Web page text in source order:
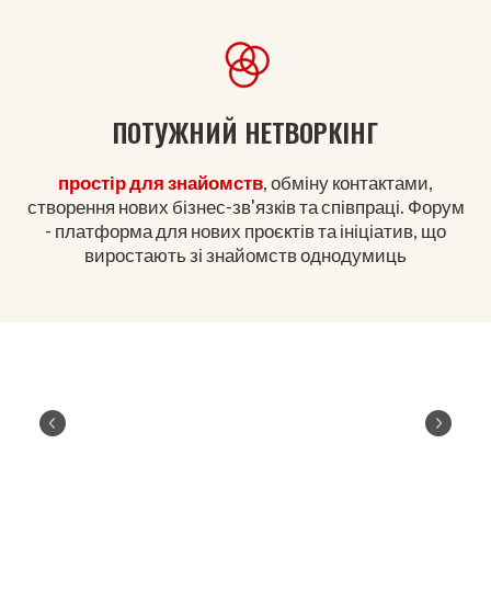
ПОТУЖНИЙ НЕТВОРКІНГ
простір для знайомств, обміну контактами,
створення нових бізнес-зв'язків та співпраці. Форум
- платформа для нових проєктів та ініціатив, що
виростають зі знайомств однодумиць